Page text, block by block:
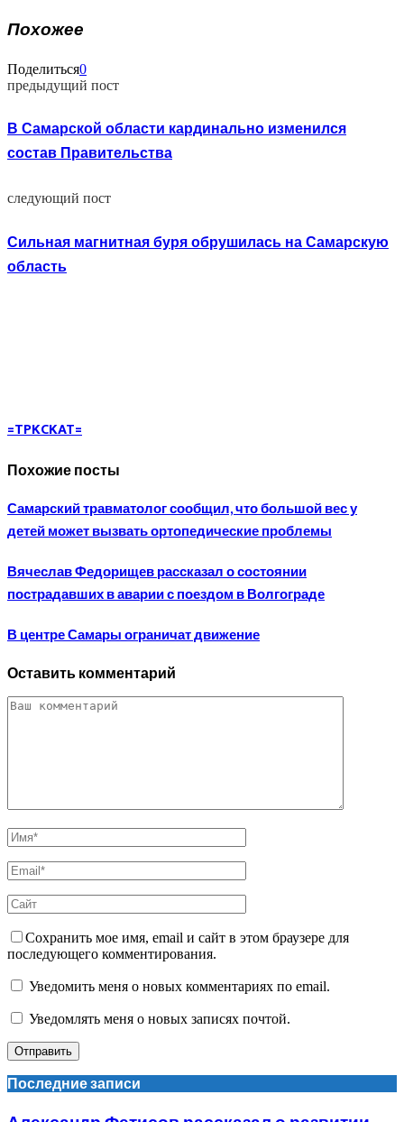
Похожее
Поделиться0
предыдущий пост
В Самарской области кардинально изменился
состав Правительства
следующий пост
Сильная магнитная буря обрушилась на Самарскую
область
=TPKCKAT=
Похожие посты
Самарский травматолог сообщил, что большой вес у
детей может вызвать ортопедические проблемы
Вячеслав Федорищев рассказал о состоянии
пострадавших в аварии с поездом в Волгограде
В центре Самары ограничат движение
Оставить комментарий
Сохранить мое имя, email и сайт в этом браузере для
последующего комментирования.
Уведомить меня о новых комментариях по email.
Уведомлять меня о новых записях почтой.
Последние записи